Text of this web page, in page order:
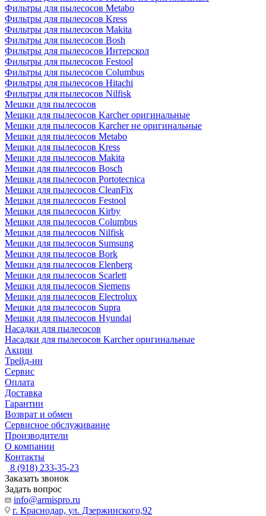
Фильтры для пылесосов Metabo
Фильтры для пылесосов Kress
Фильтры для пылесосов Makita
Фильтры для пылесосов Bosh
Фильтры для пылесосов Интерскол
Фильтры для пылесосов Festool
Фильтры для пылесосов Columbus
Фильтры для пылесосов Hitachi
Фильтры для пылесосов Nilfisk
Мешки для пылесосов
Мешки для пылесосов Karcher оригинальные
Мешки для пылесосов Karcher не оригинальные
Мешки для пылесосов Metabo
Мешки для пылесосов Kress
Мешки для пылесосов Makita
Мешки для пылесосов Bosch
Мешки для пылесосов Portotecnica
Мешки для пылесосов CleanFix
Мешки для пылесосов Festool
Мешки для пылесосов Kirby
Мешки для пылесосов Columbus
Мешки для пылесосов Nilfisk
Мешки для пылесосов Sumsung
Мешки для пылесосов Bork
Мешки для пылесосов Elenberg
Мешки для пылесосов Scarlett
Мешки для пылесосов Siemens
Мешки для пылесосов Electrolux
Мешки для пылесосов Supra
Мешки для пылесосов Hyundai
Насадки для пылесосов
Насадки для пылесосов Karcher оригинальные
Акции
Трейд-ин
Сервис
Оплата
Доставка
Гарантии
Возврат и обмен
Сервисное обслуживание
Производители
О компании
Контакты
8 (918) 233-35-23
Заказать звонок
Задать вопрос
info@armispro.ru
г. Краснодар, ул. Дзержинского,92